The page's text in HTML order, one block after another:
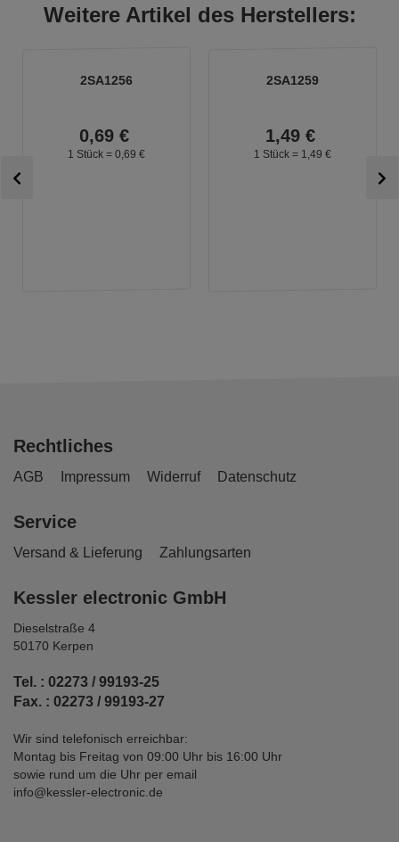
Weitere Artikel des Herstellers:
2SA1256
0,69 €
1 Stück = 0, 69 €
2SA1259
1,49 €
1 Stück = 1, 49 €
Rechtliches
AGB Impressum Widerruf Datenschutz
Service
Versand & Lieferung Zahlungsarten
Kessler electronic GmbH
Dieselstraße 4
50170 Kerpen
Tel. : 02273 / 99193-25
Fax. : 02273 / 99193-27
Wir sind telefonisch erreichbar:
Montag bis Freitag von 09:00 Uhr bis 16:00 Uhr
sowie rund um die Uhr per email
info@kessler-electronic.de